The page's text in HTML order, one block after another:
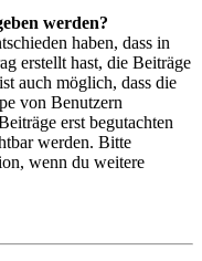
werden?
haben, dass in
erstellt hast, die Beiträge
auch möglich, dass die
von Benutzern
erst begutachten
werden. Bitte
wenn du weitere